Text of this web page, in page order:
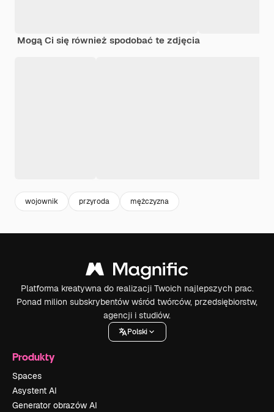
Mogą Ci się również spodobać te zdjęcia
wojownik przyroda mężczyzna
Platforma kreatywna do realizacji Twoich najlepszych prac.
Ponad milion subskrybentów wśród twórców, przedsiębiorstw,
agencji i studiów.
Polski
Produkty
Spaces
Asystent AI
Generator obrazów AI